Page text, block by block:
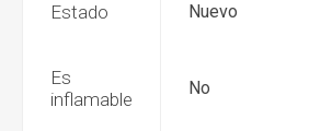
Estado Nuevo
Es
inflamable
No